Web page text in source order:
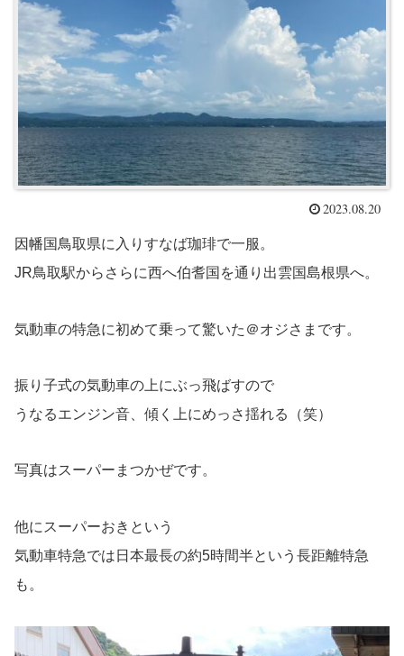
2023.08.20
因幡国鳥取県に入りすなば珈琲で一服。
JR鳥取駅からさらに西へ伯耆国を通り出雲国島根県へ。
気動車の特急に初めて乗って驚いた＠オジさまです。
振り子式の気動車の上にぶっ飛ばすので
うなるエンジン音、傾く上にめっさ揺れる（笑）
写真はスーパーまつかぜです。
他にスーパーおきという
気動車特急では日本最長の約5時間半という長距離特急
も。